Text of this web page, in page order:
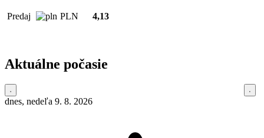
Predaj PLN 4,13
Aktuálne počasie
dnes, nedeľa 9. 8. 2026